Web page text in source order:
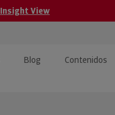
Insight View
Blog Contenidos